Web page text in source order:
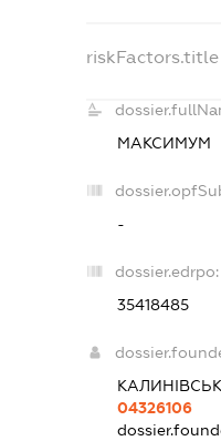
riskFactors.title
МАКСИМУМ
-
dossier.edrpo:
35418485
04326106